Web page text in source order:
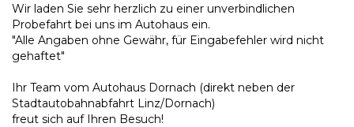
Wir laden Sie sehr herzlich zu einer unverbindlichen
Probefahrt bei uns im Autohaus ein.
"Alle Angaben ohne Gewähr, für Eingabefehler wird nicht
gehaftet"
Ihr Team vom Autohaus Dornach (direkt neben der
Stadtautobahnabfahrt Linz/Dornach)
freut sich auf Ihren Besuch!